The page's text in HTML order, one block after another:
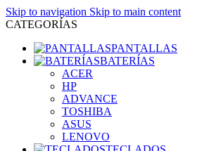
Skip to navigation Skip to main content
CATEGORÍAS
PANTALLAS
BATERÍAS
ACER
HP
ADVANCE
TOSHIBA
ASUS
LENOVO